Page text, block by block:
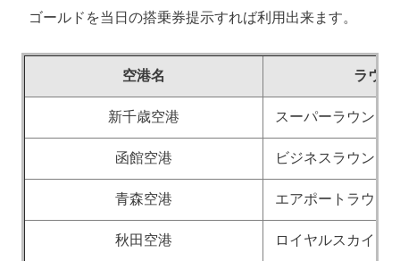
ゴールドを当日の搭乗券提示すれば利用出来ます。
空港名 ラウン
新千歳空港 スーパーラウンジ
函館空港 ビジネスラウンジ
青森空港 エアポートラウン
秋田空港 ロイヤルスカイ